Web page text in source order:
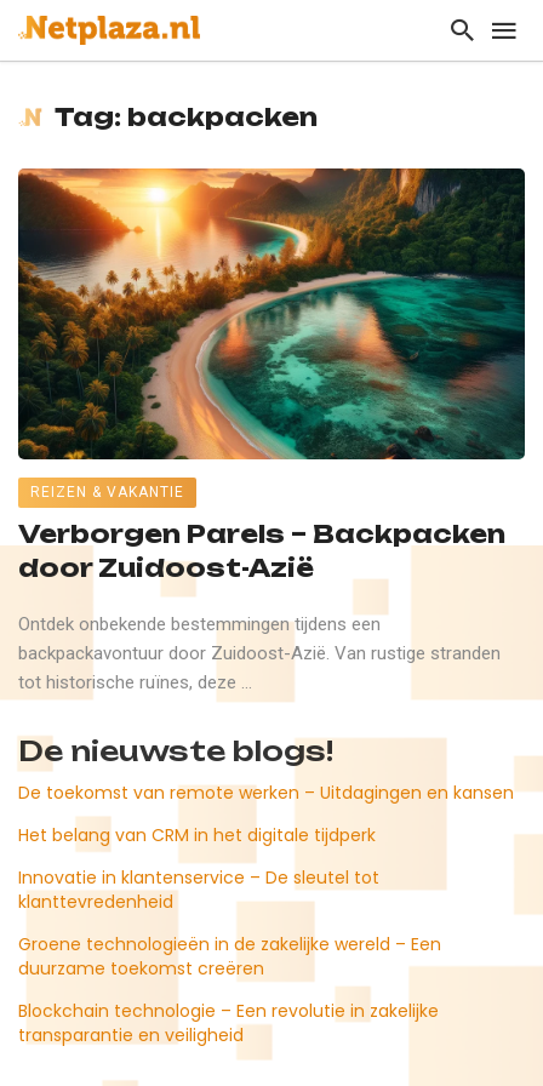
Tag: backpacken
REIZEN & VAKANTIE
Verborgen Parels – Backpacken
door Zuidoost-Azië
Ontdek onbekende bestemmingen tijdens een
backpackavontuur door Zuidoost-Azië. Van rustige stranden
tot historische ruïnes, deze ...
De nieuwste blogs!
De toekomst van remote werken – Uitdagingen en kansen
Het belang van CRM in het digitale tijdperk
Innovatie in klantenservice – De sleutel tot
klanttevredenheid
Groene technologieën in de zakelijke wereld – Een
duurzame toekomst creëren
Blockchain technologie – Een revolutie in zakelijke
transparantie en veiligheid